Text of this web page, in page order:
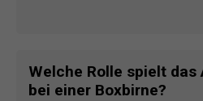
Welche Rolle spielt
bei einer Boxbirne?